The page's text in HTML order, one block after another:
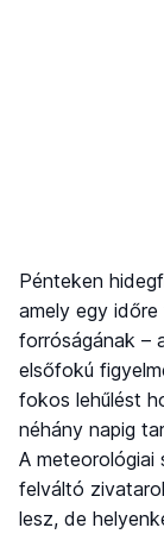
Pénteken
amely egy
forróságának –
elsőfokú
fokos lehűlést
néhány napig
A meteorológiai
felváltó
lesz, de